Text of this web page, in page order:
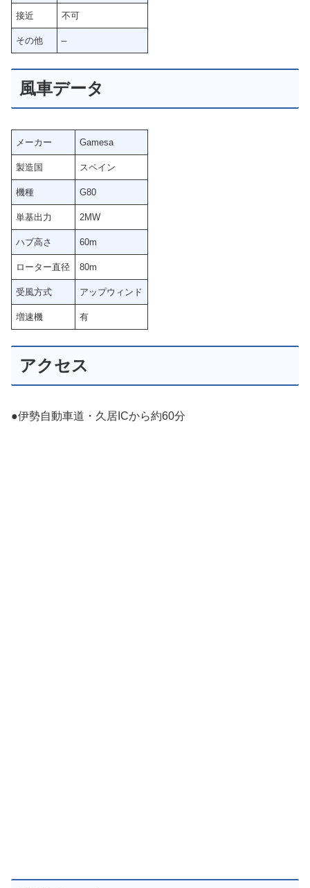
接近 不可
その他 –
風車データ
メーカー Gamesa
製造国 スペイン
機種 G80
単基出力 2MW
ハブ高さ 60m
ローター直径 80m
受風方式 アップウィンド
増速機 有
アクセス
●伊勢自動車道・久居ICから約60分